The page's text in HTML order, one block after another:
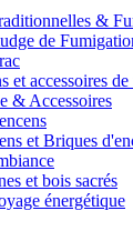
&
de
et accessoires
& Accessoires
et Briques
et bois sacrés
énergétique